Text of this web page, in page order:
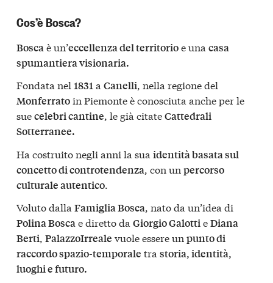
Cos’è Bosca?
Bosca è un’eccellenza del territorioe una casa
spumantiera visionaria.
Fondata nel 1831a Canelli, nella regione del
Monferratoin Piemonte è conosciuta anche per le
suecelebri cantine, le già citateCattedrali
Sotterranee.
Ha costruito negli anni la sua identità basata sul
concetto di controtendenza, con un percorso
culturale autentico.
Voluto dalla Famiglia Bosca, nato da un’idea di
Polina Boscae diretto da Giorgio GalottieDiana
Berti, PalazzoIrreale vuole essere un punto di
raccordo spazio-temporale tra storia, identità,
luoghi e futuro.